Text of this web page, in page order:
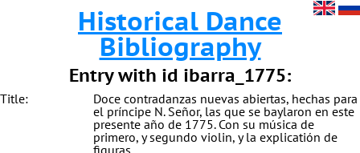
Historical Dance
Bibliography
Entry with id ibarra_1775:
Title:
Doce contradanzas nuevas abiertas, hechas para
el príncipe N. Señor, las que se baylaron en este
presente año de 1775. Con su música de
primero, y segundo violin, y la explicatión de
figuras